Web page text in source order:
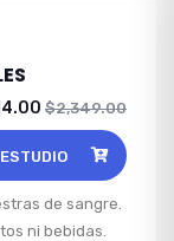
$2,349.00
de sangre.
ni bebidas.